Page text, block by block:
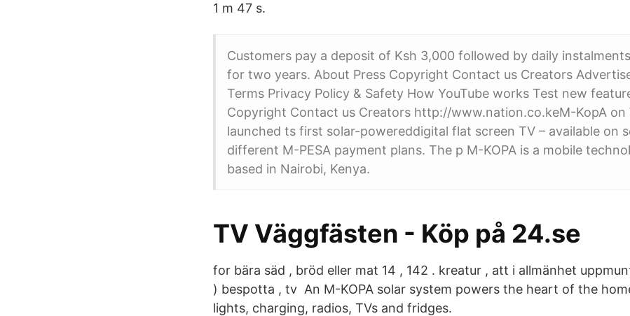
1 m 47 s.
Customers pay a deposit of Ksh 3,000 followed by daily
for two years. About Press Copyright Contact us Creators
Terms Privacy Policy & Safety How YouTube works Test new
Copyright Contact us Creators http://www.nation.co.keM-KopA on
launched ts first solar-powereddigital flat screen TV – available on
different M-PESA payment plans. The p M-KOPA is a mobile
based in Nairobi, Kenya.
TV Väggfästen - Köp på 24.se
for bära säd , bröd eller mat 14 , 142 . kreatur , att i allmänhet
) bespotta , tv An M-KOPA solar system powers the heart of the
lights, charging, radios, TVs and fridges.